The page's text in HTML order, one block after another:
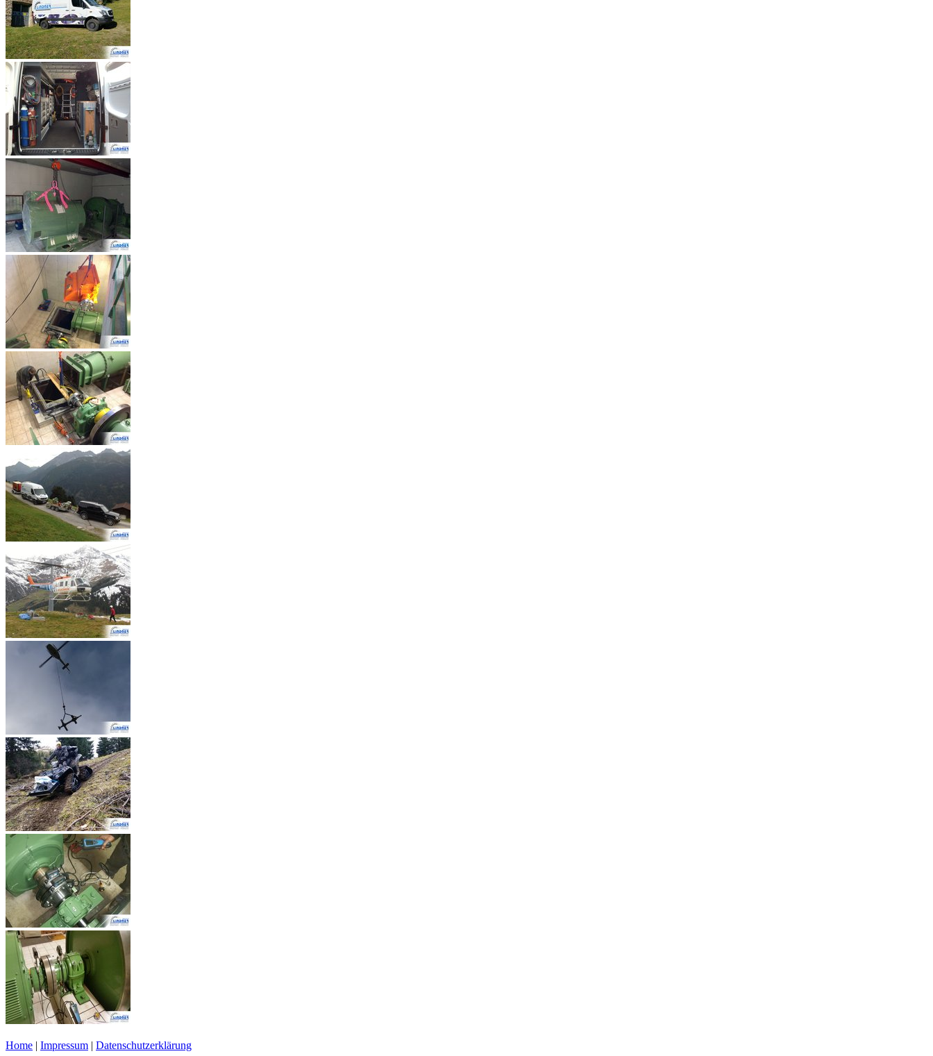
Home | Impressum | Datenschutzerklärung